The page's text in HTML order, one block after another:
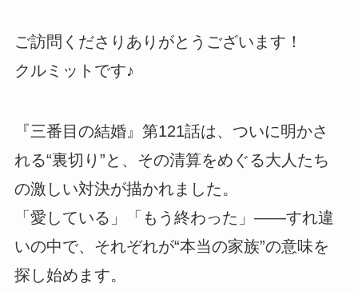
ご訪問くださりありがとうございます！
クルミットです♪
『三番目の結婚』第121話は、ついに明かさ
れる“裏切り”と、その清算をめぐる大人たち
の激しい対決が描かれました。
「愛している」「もう終わった」――すれ違
いの中で、それぞれが“本当の家族”の意味を
探し始めます。